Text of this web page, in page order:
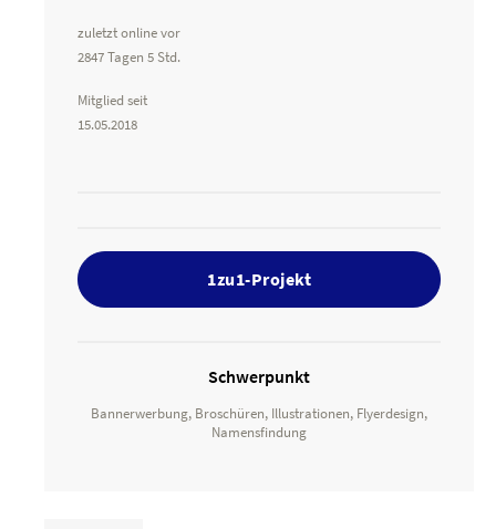
zuletzt online vor
2847 Tagen 5 Std.
Mitglied seit
15.05.2018
1zu1-Projekt
Schwerpunkt
Bannerwerbung, Broschüren, Illustrationen, Flyerdesign,
Namensfindung